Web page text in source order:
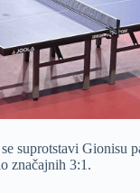
suprotstavi Gionisu
značajnih 3:1.